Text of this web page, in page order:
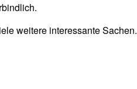
weitere interessante Sachen.